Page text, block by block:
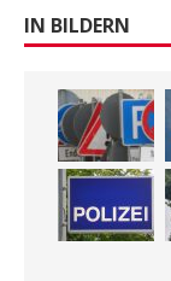
IN BILDERN